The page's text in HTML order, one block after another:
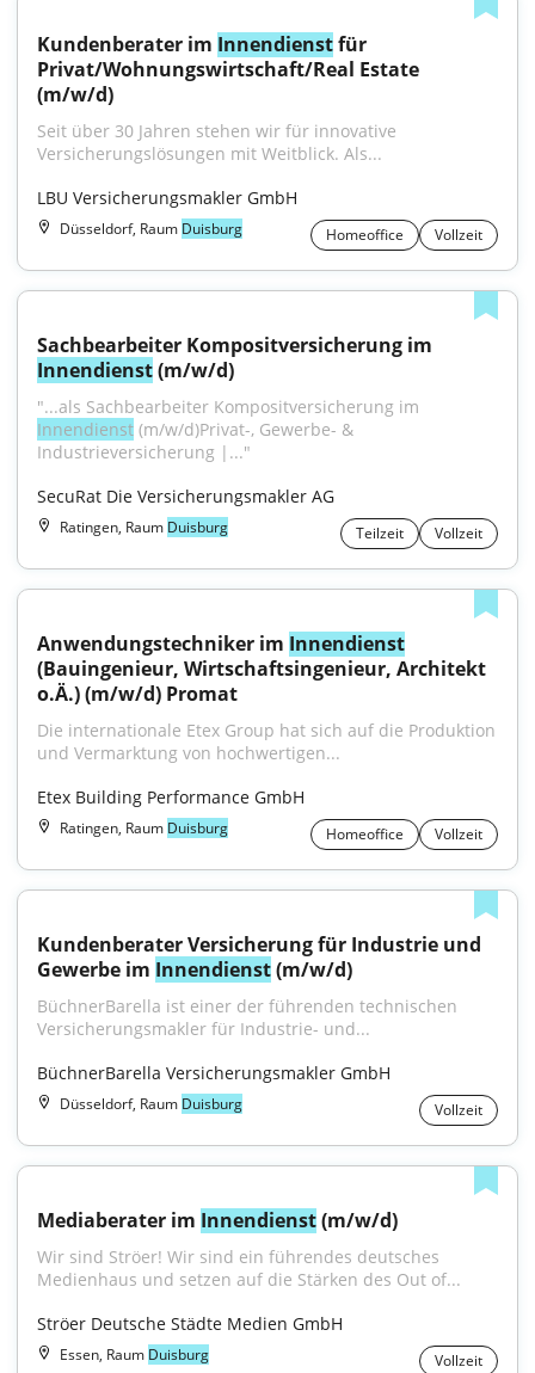
Kundenberater im Innendienst für
Privat/Wohnungswirtschaft/Real Estate
(m/w/d)
Seit über 30 Jahren stehen wir für innovative
Versicherungslösungen mit Weitblick. Als...
LBU Versicherungsmakler GmbH
Düsseldorf, Raum Duisburg Homeoffice Vollzeit
Innendienst (m/w/d)
Innendienst (m⁠/⁠w⁠/⁠d)Privat-, Gewerbe- &
Industrieversicherung |..."
SecuRat Die Versicherungsmakler AG
Ratingen, Raum Duisburg Teilzeit Vollzeit
Anwendungstechniker im Innendienst
(Bauingenieur, Wirtschaftsingenieur, Architekt
o.Ä.) (m/w/d) Promat
Die internationale Etex Group hat sich auf die Produktion
und Vermarktung von hochwertigen...
Etex Building Performance GmbH
Ratingen, Raum Duisburg Homeoffice Vollzeit
Kundenberater Versicherung für Industrie und
Gewerbe im Innendienst (m/w/d)
BüchnerBarella ist einer der führenden technischen
Versicherungsmakler für Industrie- und...
BüchnerBarella Versicherungsmakler GmbH
Düsseldorf, Raum Duisburg Vollzeit
Mediaberater im Innendienst (m/w/d)
Wir sind Ströer! Wir sind ein führendes deutsches
Medienhaus und setzen auf die Stärken des Out of...
Ströer Deutsche Städte Medien GmbH
Essen, Raum Duisburg Vollzeit